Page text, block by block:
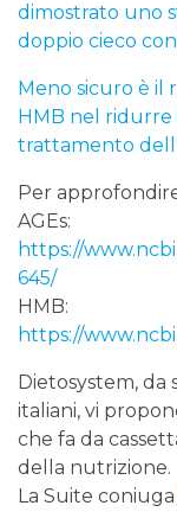
dimostrato uno
doppio cieco
Meno sicuro è il
HMB nel ridurre
trattamento
Per
AGEs:
https://
645/
HMB:
https://
Dietosystem, da
italiani, vi
che fa da
della nutrizione.
La Suite coniuga